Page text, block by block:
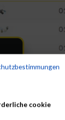
cookie